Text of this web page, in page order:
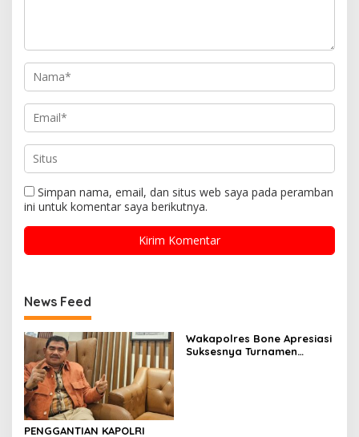
Simpan nama, email, dan situs web saya pada peramban
ini untuk komentar saya berikutnya.
News Feed
PENGGANTIAN KAPOLRI
Wakapolres Bone Apresiasi
Suksesnya Turnamen